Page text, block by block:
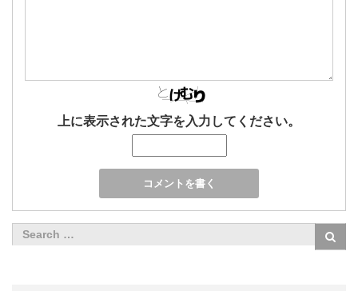
上に表示された文字を入力してください。